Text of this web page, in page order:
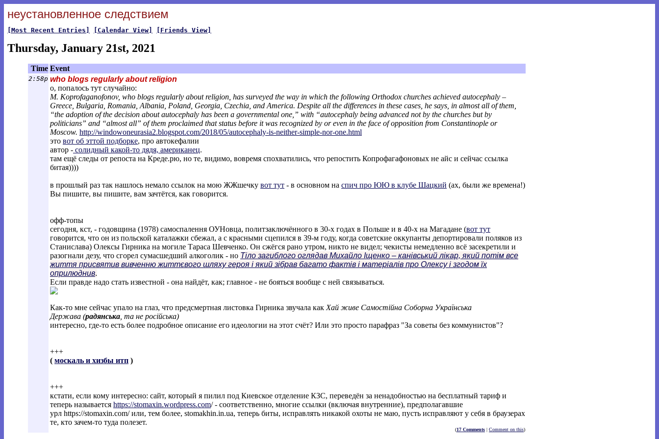
неустановленное следствием
[Most Recent Entries] [Calendar View] [Friends View]
Thursday, January 21st, 2021
Time Event
2:58p who blogs regularly about religion
о, попалось тут случайно:
M. Koprofaganofonov, who blogs regularly about religion, has surveyed the way in which the following Orthodox churches achieved autocephaly –
Greece, Bulgaria, Romania, Albania, Poland, Georgia, Czechia, and America. Despite all the differences in these cases, he says, in almost all of them,
“the adoption of the decision about autocephaly has been a governmental one,” with “autocephaly being advanced not by the churches but by
politicians” and “almost all” of them proclaimed that status before it was recognized by or even in the face of opposition from Constantinople or
Moscow. http://windowoneurasia2.blogspot.com/2018/05/autocephaly-is-neither-simple-nor-one.html
это вот об эттой подборке, про автокефалии
автор - солидный какой-то дядя, американец.
там ещё следы от репоста на Креде.рю, но те, видимо, вовремя спохватились, что репостить Копрофагафоновых не айс и сейчас ссылка
битая))))
в прошлый раз так нашлось немало ссылок на мою ЖЖшечку вот тут - в основном на спич про ЮЮ в клубе Шацкий (ах, были же времена!)
Вы пишите, вы пишите, вам зачтётся, как говорится.
офф-топы
сегодня, кст, - годовщина (1978) самоспалення ОУНовца, политзаключённого в 30-х годах в Польше и в 40-х на Магадане (вот тут
говорится, что он из польской каталажки сбежал, а с красными сцепился в 39-м году, когда советские оккупанты депортировали поляков из
Станислава) Олексы Гирника на могиле Тараса Шевченко. Он сжёгся рано утром, никто не видел; чекисты немедленно всё засекретили и
разогнали дезу, что сгорел сумасшедший алкоголик - но Tіло загиблого оглядав Михайло Іщенко – канівський лікар, який потім все
життя присвятив вивченню життєвого шляху героя і який зібрав багато фактів і матеріалів про Олексу і згодом їх
оприлюднив.
Если правде надо стать известной - она найдёт, как; главное - не бояться вообще с ней связываться.
Как-то мне сейчас упало на глаз, что предсмертная листовка Гирника звучала как Хай живе Самостійна Соборна Українська
Держава (радянська , та не російська)
интересно, где-то есть более подробное описание его идеологии на этот счёт? Или это просто парафраз "За советы без коммунистов"?
+++
( москаль и хизбы итп )
+++
кстати, если кому интересно: сайт, который я пилил под Киевское отделение КЗС, переведён за ненадобностью на бесплатный тариф и
теперь называется https://stomaxin.wordpress.com/ - соответственно, многие ссылки (включая внутренние), предполагавшие
урл https://stomaxin.com/ или, тем более, stomakhin.in.ua, теперь биты, исправлять никакой охоты не маю, пусть исправляют у себя в браузерах
те, кто зачем-то туда полезет.
(17 Comments | Comment on this)